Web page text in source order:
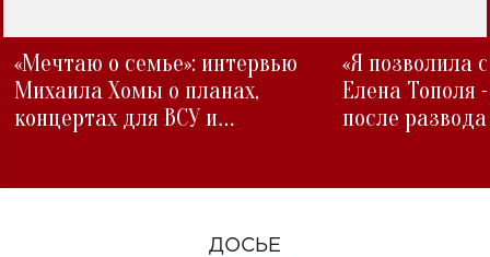
«Мечтаю о семье»: интервью
Михаила Хомы о планах,
концертах для ВСУ и
«Я позволила
Елена Тополя
после развода
ДОСЬЕ